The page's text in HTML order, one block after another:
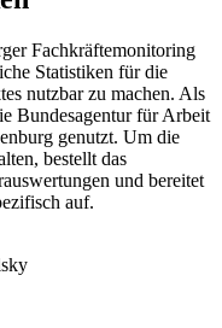
Fachkräftemonitoring
Statistiken für die
nutzbar zu machen. Als
Bundesagentur für Arbeit
genutzt. Um die
bestellt das
und bereitet
auf.